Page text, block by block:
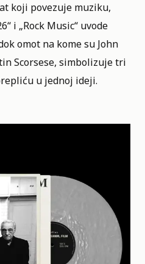
koji povezuje muziku,
i „Rock Music“ uvode
omot na kome su John
Scorsese, simbolizuje tri
u jednoj ideji.